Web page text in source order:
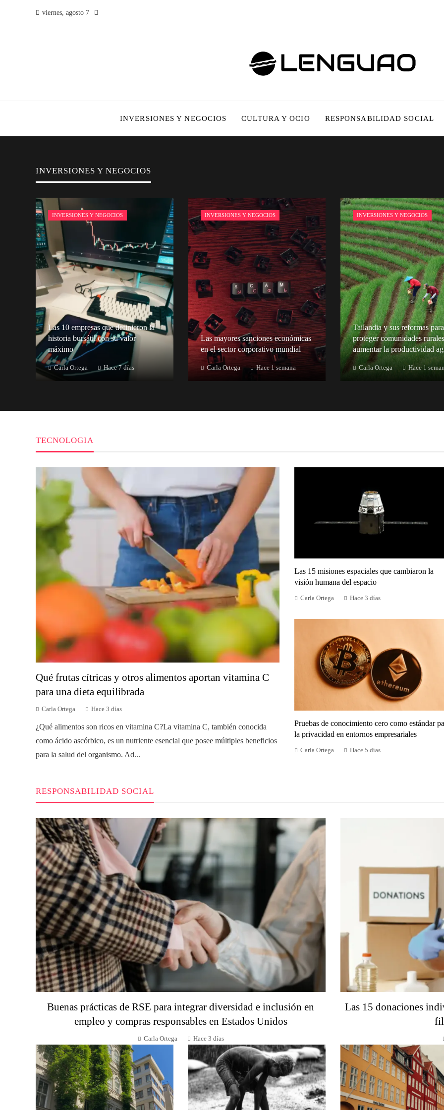
viernes, agosto 7
INVERSIONES Y NEGOCIOS CULTURA Y OCIO RESPONSABILIDAD SOCIAL
INVERSIONES Y NEGOCIOS
INVERSIONES Y NEGOCIOS
Las 10 empresas que definieron la
historia bursátil con su valor
máximo
Carla Ortega Hace 7 días
INVERSIONES Y NEGOCIOS
Las mayores sanciones económicas
en el sector corporativo mundial
Carla Ortega Hace 1 semana
INVERSIONES Y NEGOCIOS
Tailandia y sus reformas para
proteger comunidades
aumentar la productividad
Carla Ortega Hace 1
TECNOLOGIA
Qué frutas cítricas y otros alimentos aportan vitamina C
para una dieta equilibrada
Carla Ortega Hace 3 días
¿Qué alimentos son ricos en vitamina C?La vitamina C, también conocida
como ácido ascórbico, es un nutriente esencial que posee múltiples beneficios
para la salud del organismo. Ad...
Las 15 misiones espaciales que cambiaron la
visión humana del espacio
Carla Ortega Hace 3 días
Pruebas de conocimiento cero como estándar
la privacidad en entornos empresariales
Carla Ortega Hace 5 días
RESPONSABILIDAD SOCIAL
Buenas prácticas de RSE para integrar diversidad e inclusión en
empleo y compras responsables en Estados Unidos
Carla Ortega Hace 3 días
Las 15 donaciones